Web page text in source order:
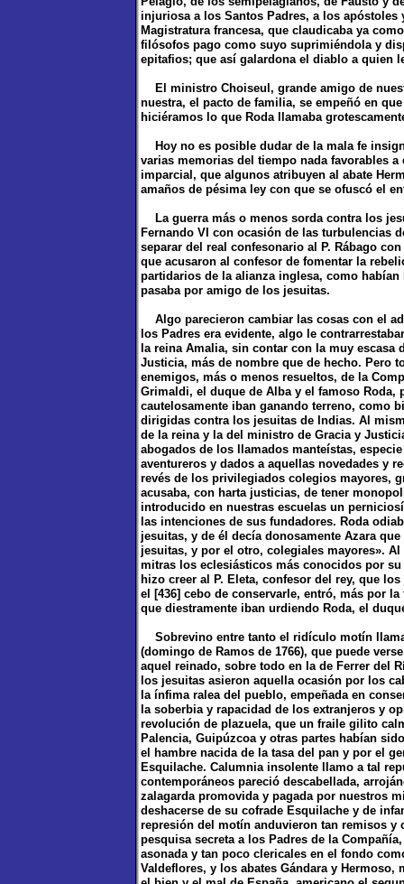
injuriosa a los Santos Padres, a los apóstoles
Magistratura francesa, que claudicaba ya
filósofos pago como suyo suprimiéndola y
epitafios; que así galardona el diablo a quien
El ministro Choiseul, grande amigo de
nuestra, el pacto de familia, se empeñó en
hiciéramos lo que Roda llamaba
Hoy no es posible dudar de la mala fe
varias memorias del tiempo nada favorables
imparcial, que algunos atribuyen al abate
amaños de pésima ley con que se ofuscó el
La guerra más o menos sorda contra los
Fernando VI con ocasión de las turbulencias
separar del real confesonario al P. Rábago
que acusaron al confesor de fomentar la
partidarios de la alianza inglesa, como
pasaba por amigo de los jesuitas.
Algo parecieron cambiar las cosas con el
los Padres era evidente, algo le
la reina Amalia, sin contar con la muy
Justicia, más de nombre que de hecho. Pero
enemigos, más o menos resueltos, de la
Grimaldi, el duque de Alba y el famoso
cautelosamente iban ganando terreno, como
dirigidas contra los jesuitas de Indias. Al
de la reina y la del ministro de Gracia y
abogados de los llamados manteístas,
aventureros y dados a aquellas novedades y
revés de los privilegiados colegios mayores,
acusaba, con harta justicias, de tener
introducido en nuestras escuelas un
las intenciones de sus fundadores. Roda
jesuitas, y de él decía donosamente Azara
jesuitas, y por el otro, colegiales mayores».
mitras los eclesiásticos más conocidos por
hizo creer al P. Eleta, confesor del rey, que
el [436] cebo de conservarle, entró, más por
que diestramente iban urdiendo Roda, el
Sobrevino entre tanto el ridículo motín
(domingo de Ramos de 1766), que puede
aquel reinado, sobre todo en la de Ferrer del
los jesuitas asieron aquella ocasión por los
la ínfima ralea del pueblo, empeñada en
la soberbia y rapacidad de los extranjeros y
revolución de plazuela, que un fraile gilito
Palencia, Guipúzcoa y otras partes habían
el hambre nacida de la tasa del pan y por el
Esquilache. Calumnia insolente llamo a tal
contemporáneos pareció descabellada,
zalagarda promovida y pagada por nuestros
deshacerse de su cofrade Esquilache y de
represión del motín anduvieron tan remisos y
pesquisa secreta a los Padres de la
asonada y tan poco clericales en el fondo
Valdeflores, y los abates Gándara y